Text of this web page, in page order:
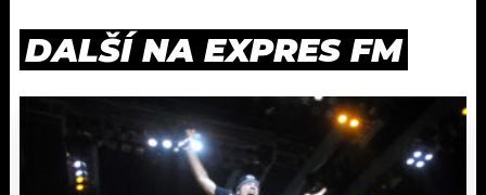
DALŠÍ NA EXPRES FM